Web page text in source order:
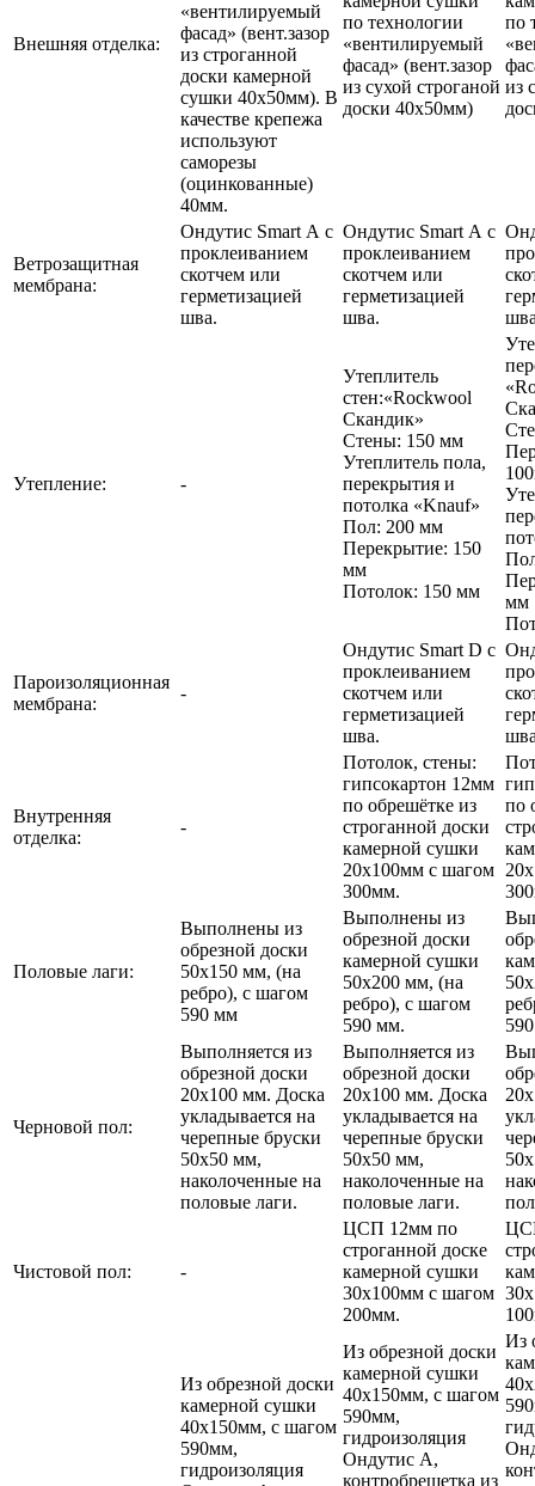
Внешняя отделка:
«вентилируемый
фасад» (вент.зазор
из строганной
доски камерной
сушки 40х50мм). В
качестве крепежа
используют
саморезы
(оцинкованные)
40мм.
по технологии
«вентилируемый
фасад» (вент.зазор
из сухой строганой
доски 40х50мм)
по
из
Ветрозащитная
мембрана:
Ондутис Smart А с
проклеиванием
скотчем или
герметизацией
шва.
Ондутис Smart А с
проклеиванием
скотчем или
герметизацией
шва.
Утепление: -
Утеплитель
стен:«Rockwool
Скандик»
Стены: 150 мм
Утеплитель пола,
перекрытия и
потолка «Knauf»
Пол: 200 мм
Перекрытие: 150
мм
Потолок: 150 мм
мм
Пароизоляционная
мембрана:
-
Ондутис Smart D с
проклеиванием
скотчем или
герметизацией
шва.
Внутренняя
отделка:
-
Потолок, стены:
гипсокартон 12мм
по обрешётке из
строганной доски
камерной сушки
20х100мм с шагом
300мм.
по
Половые лаги:
Выполнены из
обрезной доски
50х150 мм, (на
ребро), с шагом
590 мм
Выполнены из
обрезной доски
камерной сушки
50х200 мм, (на
ребро), с шагом
590 мм.
Черновой пол:
Выполняется из
обрезной доски
20х100 мм. Доска
укладывается на
черепные бруски
50х50 мм,
наколоченные на
половые лаги.
Выполняется из
обрезной доски
20х100 мм. Доска
укладывается на
черепные бруски
50х50 мм,
наколоченные на
половые лаги.
Чистовой пол: -
ЦСП 12мм по
строганной доске
камерной сушки
30х100мм с шагом
200мм.
Из обрезной доски
камерной сушки
40х150мм, с шагом
590мм,
гидроизоляция
Из обрезной доски
камерной сушки
40х150мм, с шагом
590мм,
гидроизоляция
Ондутис А,
контробрешетка из
Из